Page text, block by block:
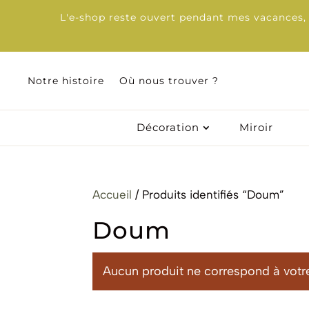
L'e-shop reste ouvert pendant mes
Notre histoire Où nous trouver ?
Décoration Miroir
Notre histoire Où nous trouver ?
Décoration Miroir
Accueil / Produits identifiés “Doum”
Doum
Aucun produit ne correspond à